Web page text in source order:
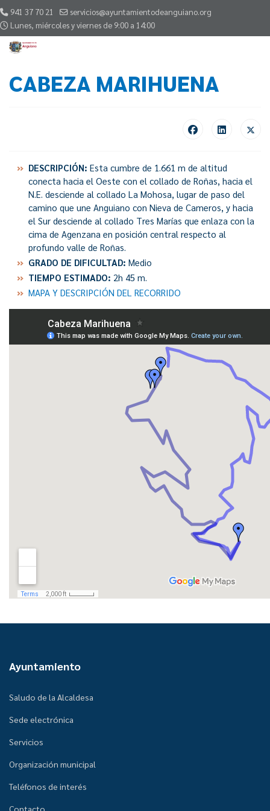
941 37 70 21
servicios@ayuntamientodeanguiano.org
Lunes, miércoles y viernes de 9:00 a 14:00
CABEZA MARIHUENA
DESCRIPCIÓN: Esta cumbre de 1.661 m de altitud
conecta hacia el Oeste con el collado de Roñas, hacia el
N.E. desciende al collado La Mohosa, lugar de paso del
camino que une Anguiano con Nieva de Cameros, y hacia
el Sur desciende al collado Tres Marías que enlaza con la
cima de Agenzana en posición central respecto al
profundo valle de Roñas.
GRADO DE DIFICULTAD: Medio
TIEMPO ESTIMADO: 2h 45 m.
MAPA Y DESCRIPCIÓN DEL RECORRIDO
Ayuntamiento
Saludo de la Alcaldesa
Sede electrónica
Servicios
Organización municipal
Teléfonos de interés
Contacto